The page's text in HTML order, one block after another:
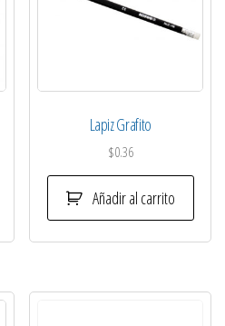
Lapiz Grafito
$0.36
Añadir al carrito